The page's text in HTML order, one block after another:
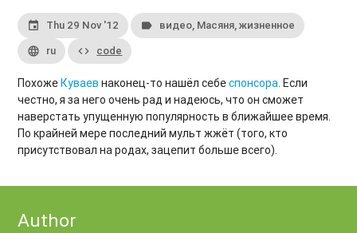
event Thu 29 Nov '12 label видео, Масяня, жизненное
language ru code code
ПохожеКуваев наконец-то нашёл себеспонсора. Если
честно, я за него очень рад и надеюсь, что он сможет
наверстать упущенную популярность в ближайшее время.
По крайней мере последний мульт жжёт (того, кто
присутствовал на родах, зацепит больше всего).
Author